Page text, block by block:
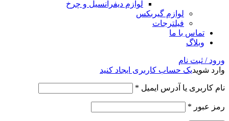
لوازم دیفرانسیل و چرخ
لوازم گیربکس
فیلترجات
تماس با ما
وبلاگ
ورود / ثبت نام
وارد شویدیک حساب کاربری ایجاد کنید
نام کاربری یا آدرس ایمیل *
رمز عبور *